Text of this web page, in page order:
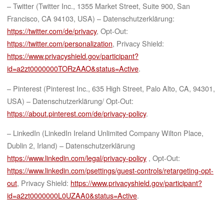
– Twitter (Twitter Inc., 1355 Market Street, Suite 900, San
Francisco, CA 94103, USA) – Datenschutzerklärung:
https://twitter.com/de/privacy, Opt-Out:
https://twitter.com/personalization, Privacy Shield:
https://www.privacyshield.gov/participant?
id=a2zt0000000TORzAAO&status=Active.
– Pinterest (Pinterest Inc., 635 High Street, Palo Alto, CA, 94301,
USA) – Datenschutzerklärung/ Opt-Out:
https://about.pinterest.com/de/privacy-policy.
– LinkedIn (LinkedIn Ireland Unlimited Company Wilton Place,
Dublin 2, Irland) – Datenschutzerklärung
https://www.linkedin.com/legal/privacy-policy , Opt-Out:
https://www.linkedin.com/psettings/guest-controls/retargeting-opt-
out, Privacy Shield: https://www.privacyshield.gov/participant?
id=a2zt0000000L0UZAA0&status=Active.